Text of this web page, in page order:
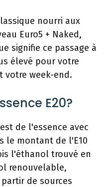
nourri aux
Euro5 + Naked,
signifie ce passage à
élevé pour votre
week-end.
E20?
de l'essence avec
le montant de l'E10
l'éthanol trouvé en
renouvelable,
de sources